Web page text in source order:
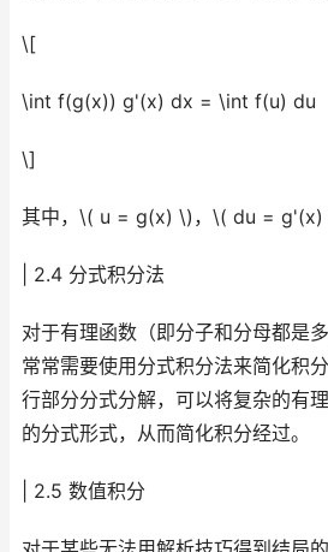
\[
\int f(g(x)) g'(x) dx = \int f(u) du
\]
其中，\( u = g(x) \)，\( du = g'(x)
| 2.4 分式积分法
对于有理函数（即分子和分母都是
常常需要使用分式积分法来简化积
行部分分式分解，可以将复杂的有
的分式形式，从而简化积分经过。
| 2.5 数值积分